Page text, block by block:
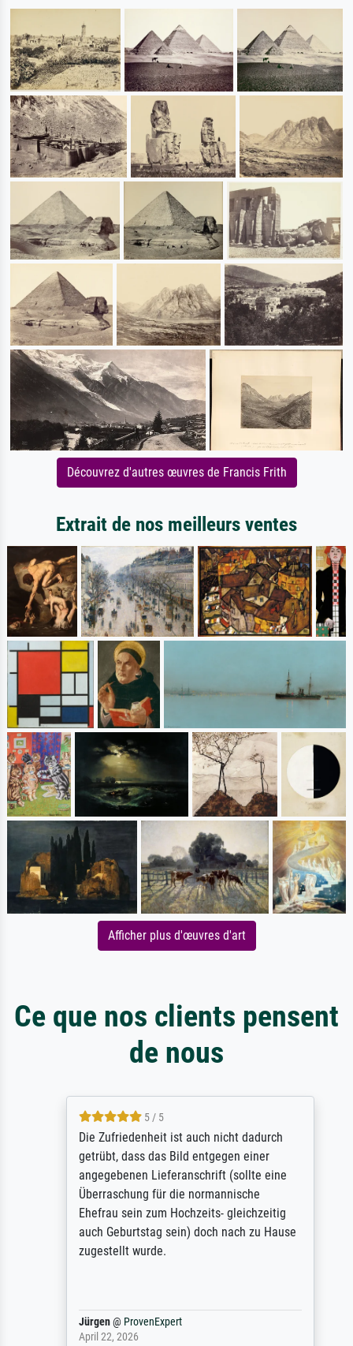
Découvrez d'autres œuvres de Francis Frith
Extrait de nos meilleurs ventes
Afficher plus d'œuvres d'art
Ce que nos clients pensent
de nous
5 / 5
Die Zufriedenheit ist auch nicht dadurch
getrübt, dass das Bild entgegen einer
angegebenen Lieferanschrift (sollte eine
Überraschung für die normannische
Ehefrau sein zum Hochzeits- gleichzeitig
auch Geburtstag sein) doch nach zu Hause
zugestellt wurde.
Jürgen@ProvenExpert
April 22, 2026